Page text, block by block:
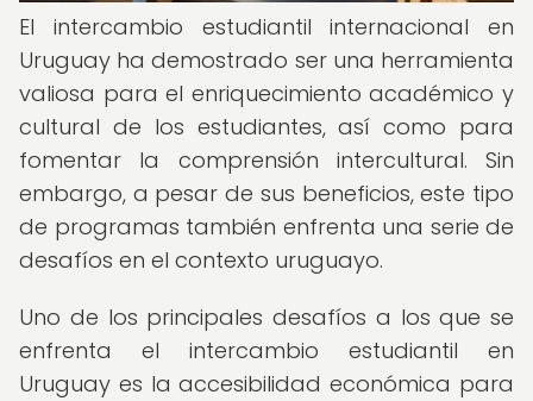
El intercambio estudiantil internacional en
Uruguay ha demostrado ser una herramienta
valiosa para el enriquecimiento académico y
cultural de los estudiantes, así como para
fomentar la comprensión intercultural. Sin
embargo, a pesar de sus beneficios, este tipo
de programas también enfrenta una serie de
desafíos en el contexto uruguayo.
Uno de los principales desafíos a los que se
enfrenta el intercambio estudiantil en
Uruguay es la accesibilidad económica para